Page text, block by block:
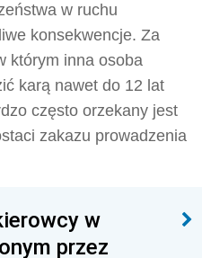
w ruchu
konsekwencje. Za
którym inna osoba
karą nawet do 12 lat
często orzekany jest
zakazu prowadzenia
w
przez